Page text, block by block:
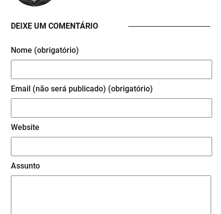
DEIXE UM COMENTÁRIO
Nome (obrigatório)
Email (não será publicado) (obrigatório)
Website
Assunto